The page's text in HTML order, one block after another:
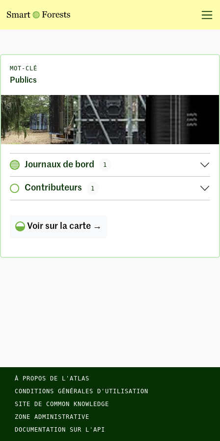
MOT-CLÉ
Publics
Journaux de bord 1
Contributeurs 1
Voir sur la carte →
À PROPOS DE L'ATLAS
CONDITIONS GÉNÉRALES D'UTILISATION
SITE DE COMMON KNOWLEDGE
ZONE ADMINISTRATIVE
DOCUMENTATION SUR L'API